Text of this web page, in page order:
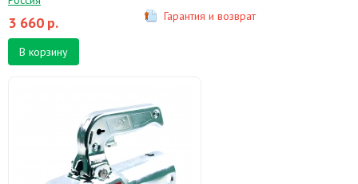
3 660 р.
В корзину
Гарантия и возврат